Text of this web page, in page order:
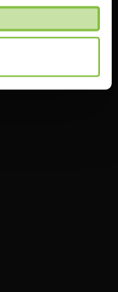
Ihr Nachweis